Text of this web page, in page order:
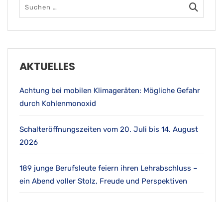
AKTUELLES
Achtung bei mobilen Klimageräten: Mögliche Gefahr
durch Kohlenmonoxid
Schalteröffnungszeiten vom 20. Juli bis 14. August
2026
189 junge Berufsleute feiern ihren Lehrabschluss –
ein Abend voller Stolz, Freude und Perspektiven